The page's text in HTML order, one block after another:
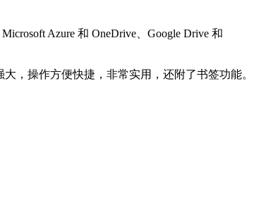
Azure 和 OneDrive、Google Drive 和
，操作方便快捷，非常实用，还附了书签功能。